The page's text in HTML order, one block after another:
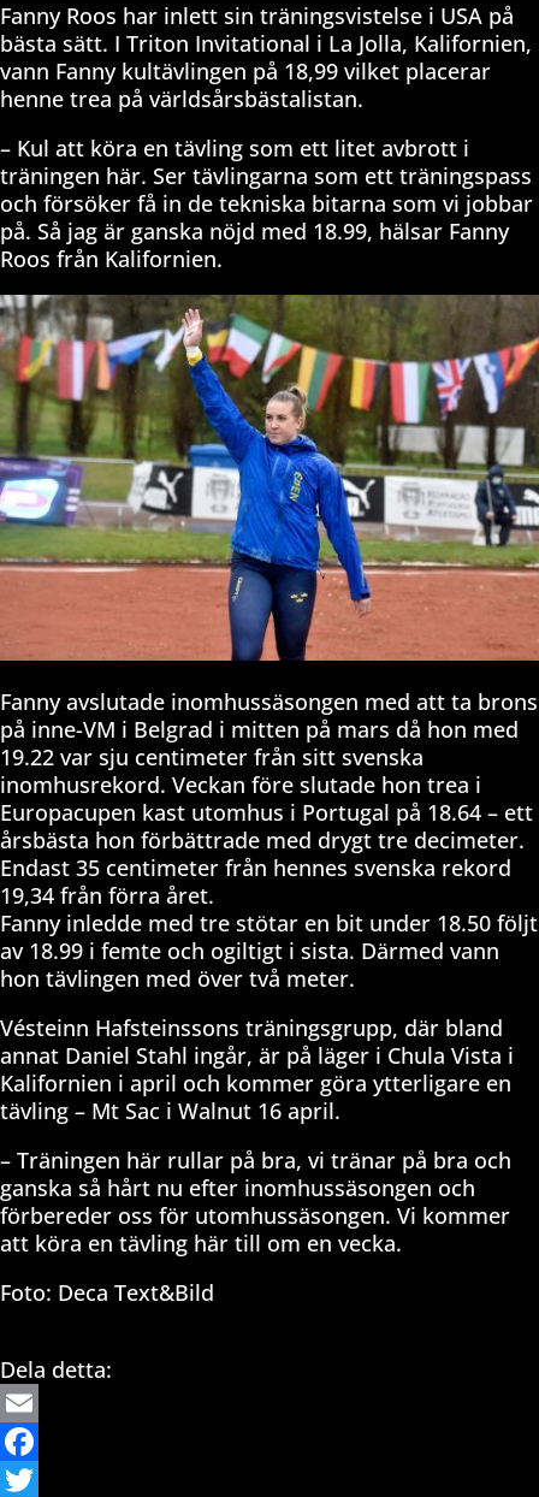
Fanny Roos har inlett sin träningsvistelse i USA på
bästa sätt. I Triton Invitational i La Jolla, Kalifornien,
vann Fanny kultävlingen på 18,99 vilket placerar
henne trea på världsårsbästalistan.
– Kul att köra en tävling som ett litet avbrott i
träningen här. Ser tävlingarna som ett träningspass
och försöker få in de tekniska bitarna som vi jobbar
på. Så jag är ganska nöjd med 18.99, hälsar Fanny
Roos från Kalifornien.
Fanny avslutade inomhussäsongen med att ta brons
på inne-VM i Belgrad i mitten på mars då hon med
19.22 var sju centimeter från sitt svenska
inomhusrekord. Veckan före slutade hon trea i
Europacupen kast utomhus i Portugal på 18.64 – ett
årsbästa hon förbättrade med drygt tre decimeter.
Endast 35 centimeter från hennes svenska rekord
19,34 från förra året.
Fanny inledde med tre stötar en bit under 18.50 följt
av 18.99 i femte och ogiltigt i sista. Därmed vann
hon tävlingen med över två meter.
Vésteinn Hafsteinssons träningsgrupp, där bland
annat Daniel Stahl ingår, är på läger i Chula Vista i
Kalifornien i april och kommer göra ytterligare en
tävling – Mt Sac i Walnut 16 april.
– Träningen här rullar på bra, vi tränar på bra och
ganska så hårt nu efter inomhussäsongen och
förbereder oss för utomhussäsongen. Vi kommer
att köra en tävling här till om en vecka.
Foto: Deca Text&Bild
Dela detta:
Email
Facebook